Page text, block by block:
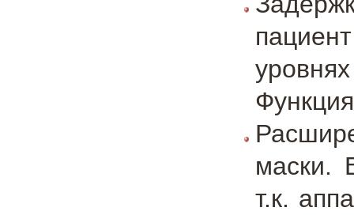
маски.
т.к.